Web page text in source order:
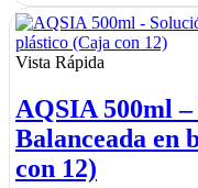
Vista Rápida
AQSIA 500ml
Balanceada en
con 12)